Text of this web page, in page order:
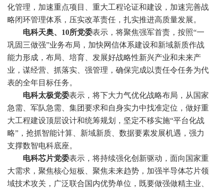
化管理，加速重点项目、重大工程论证和建设，加速完善战
略闭环管理体系，压实改革责任，扎实推进高质量发展。
电科天奥、10所党委表示，将聚焦强军首责，按照“一
巩固三做强”业务布局，加快网信体系建设和新域新质作战
能力形成，布局、培育、发展好战略性新兴产业和未来产
业，谋经营、抓落实、强管理，确保完成以责任令任务为代
表的全年目标任务。
电科太极党委表示，将下大力气优化战略布局，从国家
急需、军队急需、集团要求和自身实力中找准定位，做好重
大工程建设顶层设计和统筹规划，坚定不移实施“平台化战
略”，抢抓智能计算、新域新质、数据要素发展机遇，强力
支撑数智电科底座。
电科芯片党委表示，将持续强化创新驱动，面向国家重
大需求，聚焦核心短板、聚焦未来趋势，加强半导体芯片领
域技术攻关，广泛联合国内优势单位，既要做强做精主业、